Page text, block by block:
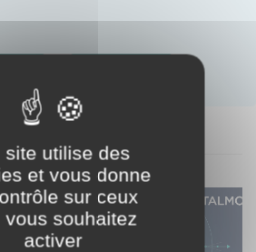
site utilise des
et vous donne
sur ceux
vous souhaitez
activer